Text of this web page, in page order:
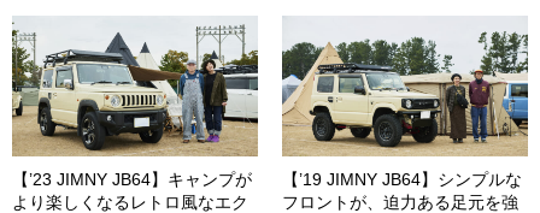
【’23 JIMNY JB64】キャンプが
より楽しくなるレトロ風なエク
【’19 JIMNY JB64】シンプルな
フロントが、迫力ある足元を強